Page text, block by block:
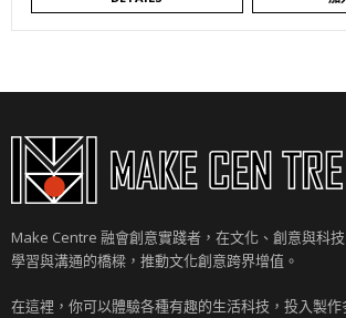
Make Centre 融會創意實踐者，在文化、創意與科
學習與溝通的橋樑，推動文化創意跨界增值。
在這裡，你可以體驗各種有趣的生活科技，投入製